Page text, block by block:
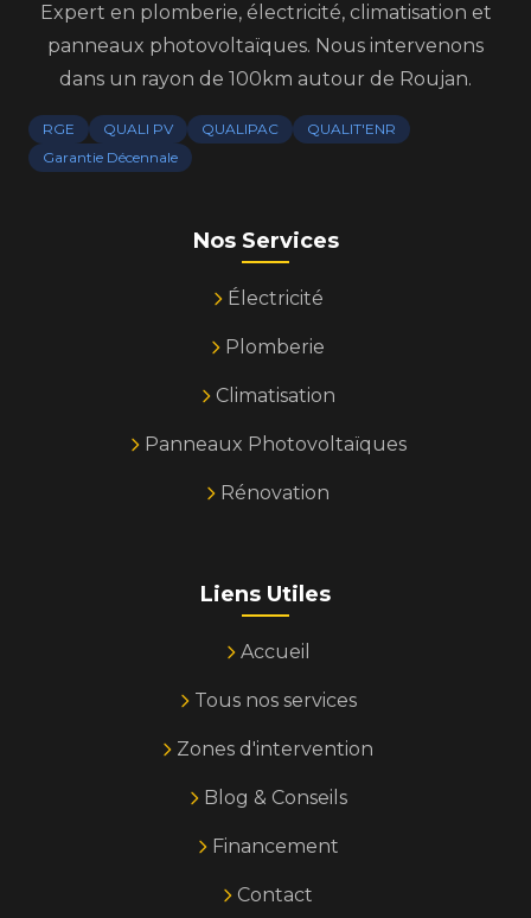
Expert en plomberie, électricité, climatisation et
panneaux photovoltaïques. Nous intervenons
dans un rayon de 100km autour de Roujan.
RGE QUALI PV QUALIPAC
QUALIT'ENR
Garantie Décennale
Nos Services
Électricité
Plomberie
Climatisation
Panneaux Photovoltaïques
Rénovation
Liens Utiles
Accueil
Tous nos services
Zones d'intervention
Blog & Conseils
Financement
Contact